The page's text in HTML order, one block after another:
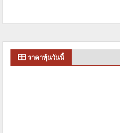
ราคาหุ้นวันนี้